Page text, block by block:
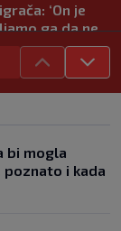
‘On je
ga da ne
‘Nisam
bolji protiv
bi mogla
poznato i kada